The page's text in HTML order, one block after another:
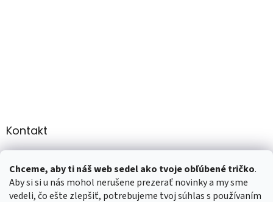
Chceme, aby ti náš web sedel ako tvoje obľúbené tričko.
Aby si si u nás mohol nerušene prezerať novinky a my sme
vedeli, čo ešte zlepšiť, potrebujeme tvoj súhlas s používaním
Kontakt
+421 907947783